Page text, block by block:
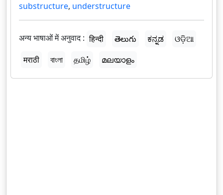
substructure, understructure
अन्य भाषाओं में अनुवाद : हिन्दी తెలుగు ಕನ್ನಡ
ଓଡ଼ିଆ
मराठी
বাংলা தமிழ் മലയാളം